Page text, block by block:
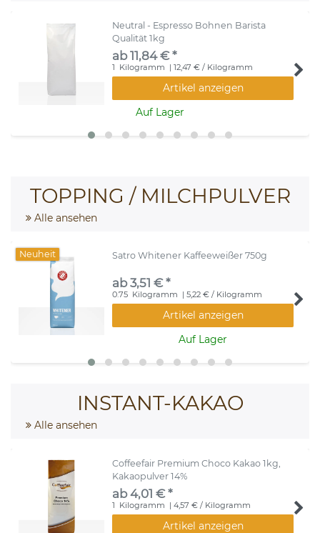
Neutral - Espresso Bohnen Barista
Qualität 1kg
ab 11,84 € *
1 Kilogramm | 12,47 € / Kilogramm
Artikel anzeigen
Auf Lager
TOPPING / MILCHPULVER
Alle ansehen
Neuheit Satro Whitener Kaffeeweißer 750g
ab 3,51 € *
0.75 Kilogramm | 5,22 € / Kilogramm
Artikel anzeigen
Auf Lager
INSTANT-KAKAO
Alle ansehen
Coffeefair Premium Choco Kakao 1kg,
Kakaopulver 14%
ab 4,01 € *
1 Kilogramm | 4,57 € / Kilogramm
Artikel anzeigen